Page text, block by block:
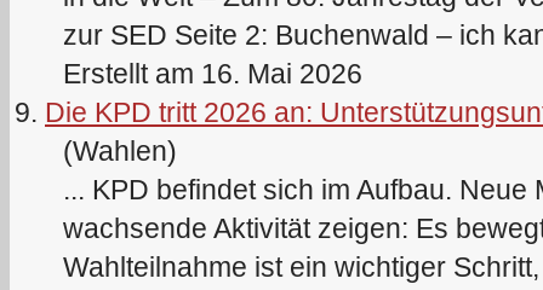
zur SED Seite 2: Buchenwald – ich
Erstellt am 16. Mai 2026
9. Die KPD tritt 2026 an:
(Wahlen)
... KPD befindet sich im Aufbau.
wachsende Aktivität zeigen: Es
Wahlteilnahme ist ein wichtiger